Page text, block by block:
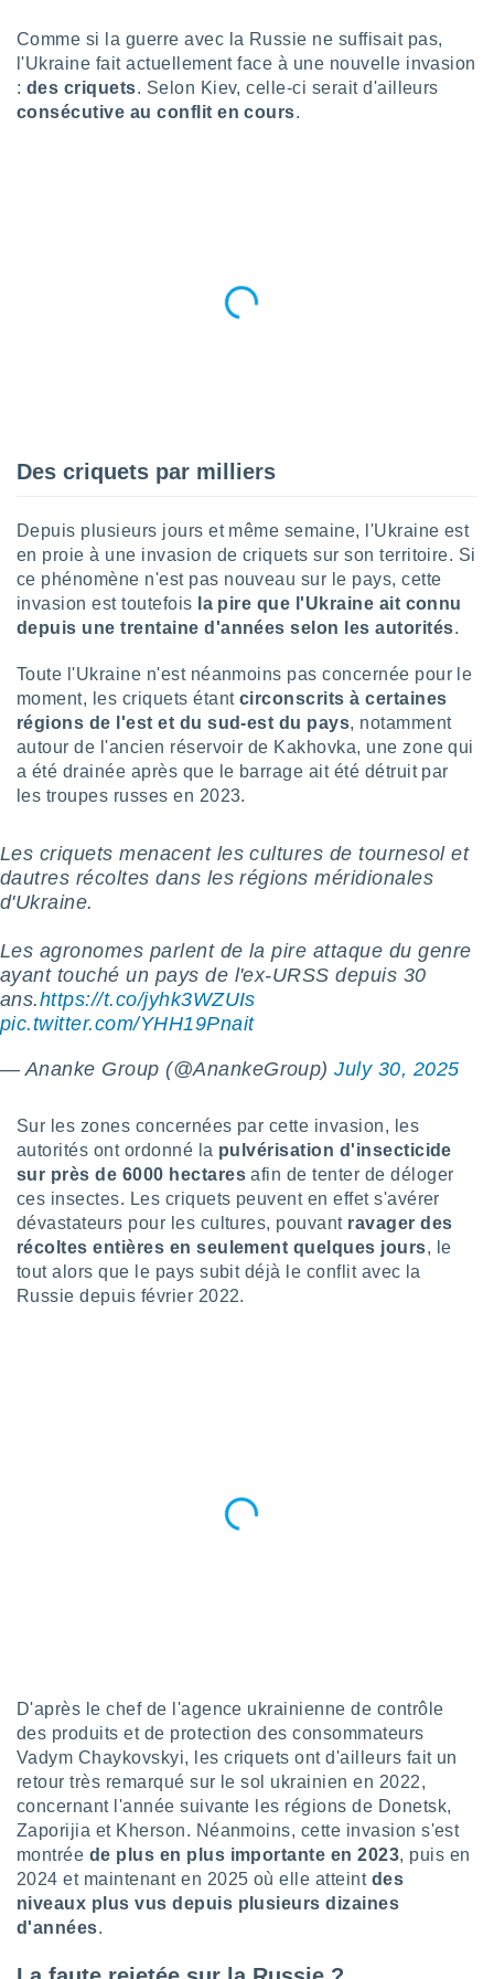
et
»,
au
vous
du
votre
à
en
le
des
au
de
web.
les
vous
à
notre
cas,
que
non
des
notre
le
en
le
Comme si la guerre avec la Russie ne suffisait pas,
l'Ukraine fait actuellement face à une nouvelle invasion
: des criquets. Selon Kiev, celle-ci serait d'ailleurs
consécutive au conflit en cours.
Des criquets par milliers
Depuis plusieurs jours et même semaine, l'Ukraine est
en proie à une invasion de criquets sur son territoire. Si
ce phénomène n'est pas nouveau sur le pays, cette
invasion est toutefois la pire que l'Ukraine ait connu
depuis une trentaine d'années selon les autorités.
Toute l'Ukraine n'est néanmoins pas concernée pour le
moment, les criquets étant circonscrits à certaines
régions de l'est et du sud-est du pays, notamment
autour de l'ancien réservoir de Kakhovka, une zone qui
a été drainée après que le barrage ait été détruit par
les troupes russes en 2023.
Les criquets menacent les cultures de tournesol et
dautres récoltes dans les régions méridionales
d'Ukraine.
Les agronomes parlent de la pire attaque du genre
ayant touché un pays de l'ex-URSS depuis 30
ans.https://t.co/jyhk3WZUIs
pic.twitter.com/YHH19Pnait
— Ananke Group (@AnankeGroup)July 30, 2025
Sur les zones concernées par cette invasion, les
autorités ont ordonné la pulvérisation d'insecticide
sur près de 6000 hectares afin de tenter de déloger
ces insectes. Les criquets peuvent en effet s'avérer
dévastateurs pour les cultures, pouvantravager des
récoltes entières en seulement quelques jours, le
tout alors que le pays subit déjà le conflit avec la
Russie depuis février 2022.
D'après le chef de l'agence ukrainienne de contrôle
des produits et de protection des consommateurs
Vadym Chaykovskyi, les criquets ont d'ailleurs fait un
retour très remarqué sur le sol ukrainien en 2022,
concernant l'année suivante les régions de Donetsk,
Zaporijia et Kherson. Néanmoins, cette invasion s'est
montrée de plus en plus importante en 2023, puis en
2024 et maintenant en 2025 où elle atteintdes
niveaux plus vus depuis plusieurs dizaines
d'années.